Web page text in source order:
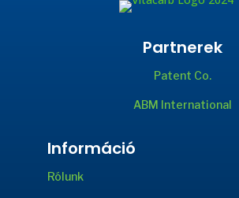
Partnerek
Patent Co.
ABM International
Információ
Rólunk